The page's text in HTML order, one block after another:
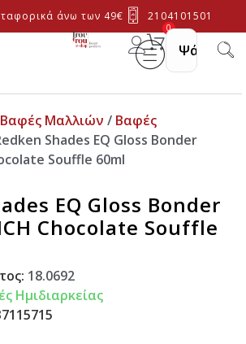
άνω των 49€ 2104101501
0
Βαφές Μαλλιών / Βαφές
Shades EQ Gloss Bonder
Souffle 60ml
EQ Gloss Bonder
Chocolate Souffle
18.0692
Ημιδιαρκείας